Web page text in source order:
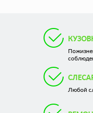
Любой